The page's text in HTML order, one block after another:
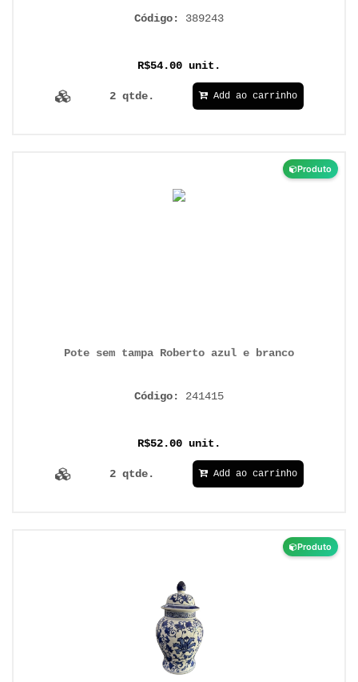
Código: 389243
R$54.00 unit.
2 qtde. Add ao carrinho
Produto
Pote sem tampa Roberto azul e branco
Código: 241415
R$52.00 unit.
2 qtde. Add ao carrinho
Produto